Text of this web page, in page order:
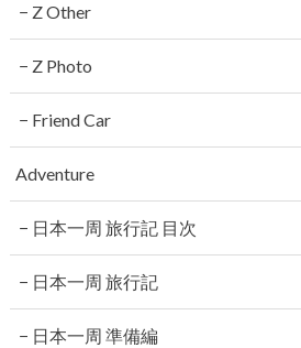
Z Other
Z Photo
Friend Car
Adventure
日本一周 旅行記 目次
日本一周 旅行記
日本一周 準備編